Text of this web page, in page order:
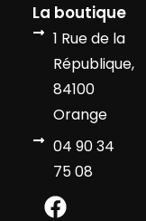
La boutique
1 Rue de la
République,
84100
Orange
04 90 34
75 08